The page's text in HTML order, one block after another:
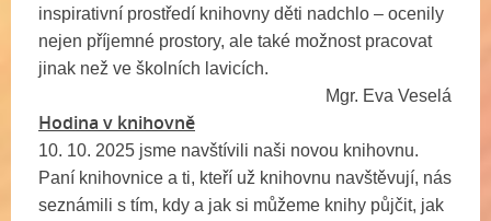
inspirativní prostředí knihovny děti nadchlo – ocenily
nejen příjemné prostory, ale také možnost pracovat
jinak než ve školních lavicích.
Mgr. Eva Veselá
Hodina v knihovně
10. 10. 2025 jsme navštívili naši novou knihovnu.
Paní knihovnice a ti, kteří už knihovnu navštěvují, nás
seznámili s tím, kdy a jak si můžeme knihy půjčit, jak